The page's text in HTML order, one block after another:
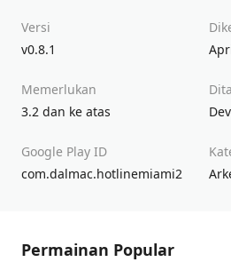
Versi
v0.8.1
Memerlukan
3.2 dan ke atas
Google Play ID
com.dalmac.hotlinemiami2
Permainan Popular